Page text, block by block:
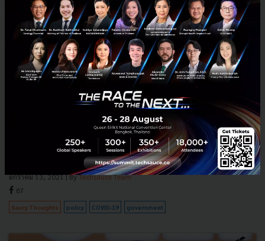
เศรษฐกิจไทย เจ็บหนัก เจ็บซ้ำ จะไปอย่างไรต่อ?
เมื่อมาตรการและทิศทางของภาครัฐคือปัจจัยสำคัญที่จะนำพาประเทศให้
ผ่านวิกฤตในครั้งนี้ไปได้ Techsauce Live COVID-19 : ได้มีโอกาสมาร่วมพูด
คุยกับ คุณกรณ์ จาติกวณิช หัวหน้าพรรคกล้า และอดีต...
มกราคม 13, 2021| ByTechsauce Team
87
Saucy Thoughts policy COVID-19 government